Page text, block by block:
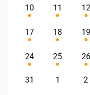
10 11 12
17 18 19
24 25 26
31 1 2